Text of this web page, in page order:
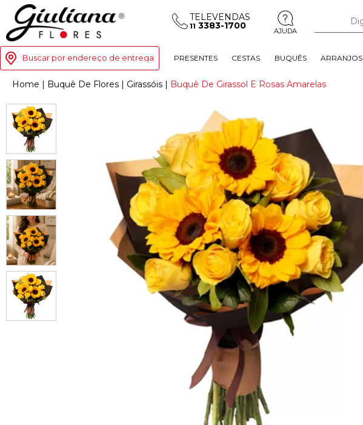
TELEVENDAS
11 3383-1700 AJUDA
Buscar por endereço de entrega PRESENTES CESTAS BUQUÊS ARRANJOS
Home | Buquê De Flores | Girassóis | Buquê De Girassol E Rosas Amarelas